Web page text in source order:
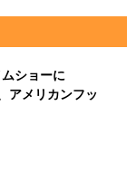
ショーに
メリカンフッ